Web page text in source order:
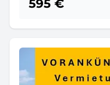
595 €